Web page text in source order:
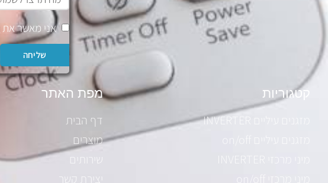
אני מאשר את
שליחה
קטגוריות מפת האתר
דף הבית
מוצרים
שירותים
יצירת קשר